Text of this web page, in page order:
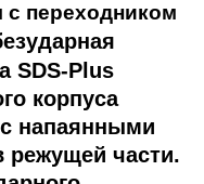
переходником
SDS-Plus
корпуса
напаянными
режущей части.